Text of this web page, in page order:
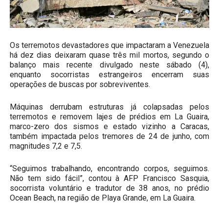
Os terremotos devastadores que impactaram a Venezuela
há dez dias deixaram quase três mil mortos, segundo o
balanço mais recente divulgado neste sábado (4),
enquanto socorristas estrangeiros encerram suas
operações de buscas por sobreviventes.
Máquinas derrubam estruturas já colapsadas pelos
terremotos e removem lajes de prédios em La Guaira,
marco-zero dos sismos e estado vizinho a Caracas,
também impactada pelos tremores de 24 de junho, com
magnitudes 7,2 e 7,5.
“Seguimos trabalhando, encontrando corpos, seguimos.
Não tem sido fácil”, contou à AFP Francisco Sasquia,
socorrista voluntário e tradutor de 38 anos, no prédio
Ocean Beach, na região de Playa Grande, em La Guaira.